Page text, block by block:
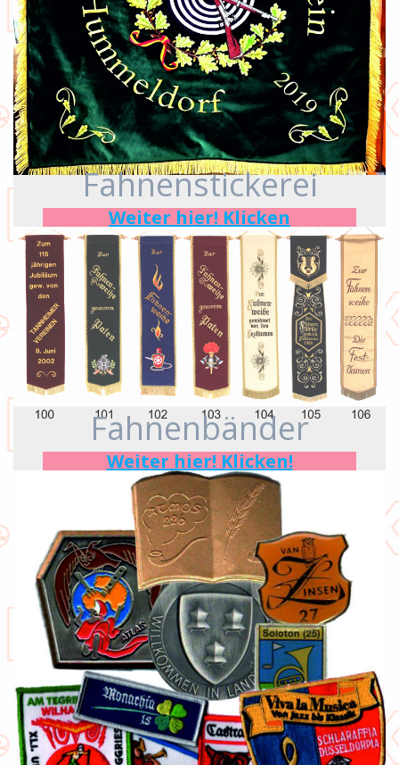
Fahnenstickerei
Weiter hier! Klicken
Fahnenbänder
Weiter hier! Klicken!